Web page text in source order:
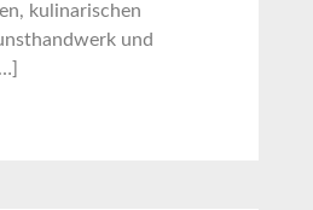
kulinarischen
und